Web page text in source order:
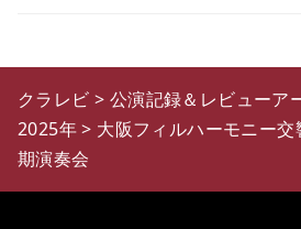
クラレビ > 公演記録＆レビューア
2025年> 大阪フィルハーモニー
期演奏会